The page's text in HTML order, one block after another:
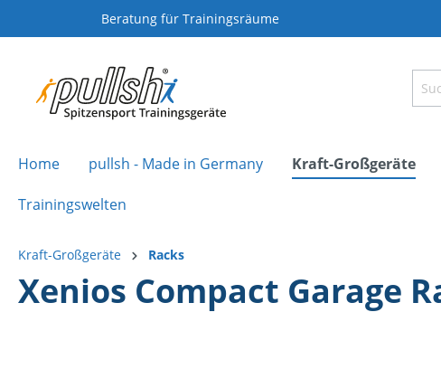
Beratung für Trainingsräume
Home pullsh - Made in Germany Kraft-Großgeräte
Trainingswelten
Kraft-Großgeräte Racks
Xenios Compact Garage